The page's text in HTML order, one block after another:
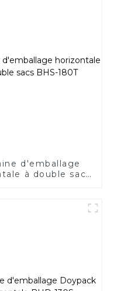
d'emballage
à double sacs